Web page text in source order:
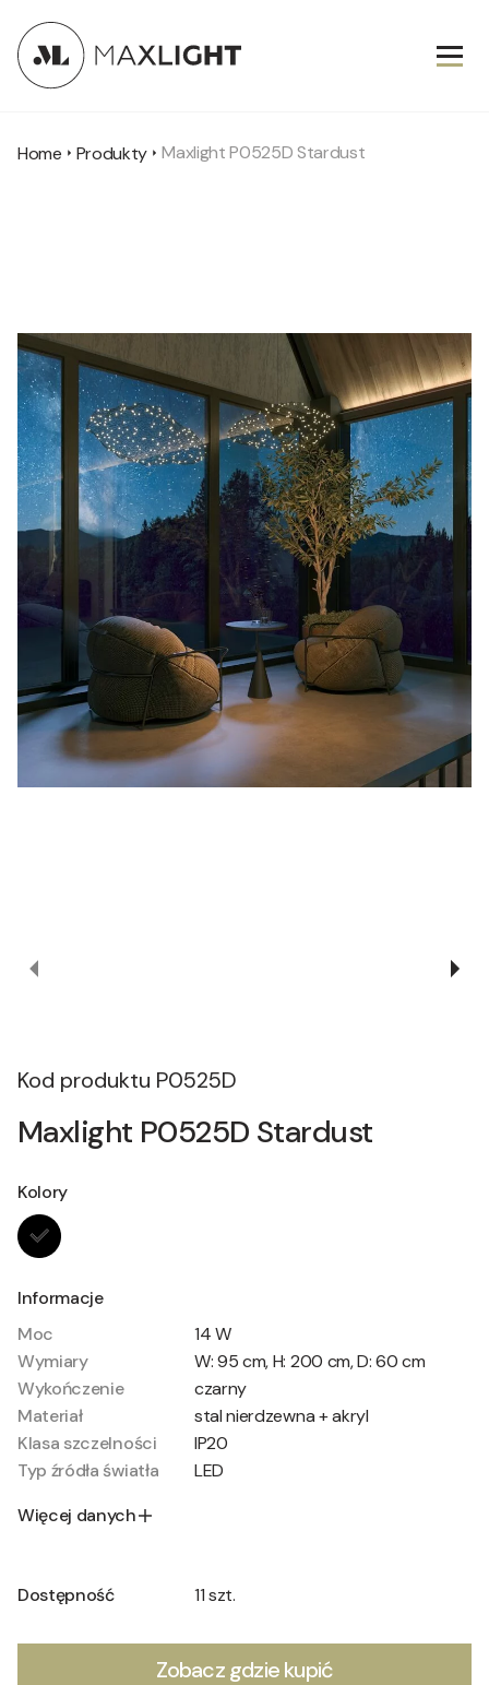
Home Produkty Maxlight P0525D Stardust
Kod produktu P0525D
Maxlight P0525D Stardust
Kolory
Informacje
Moc
14 W
Wymiary
W: 95 cm, H: 200 cm, D: 60 cm
Wykończenie
czarny
Materiał
stal nierdzewna + akryl
Klasa szczelności
IP20
Typ źródła światła
LED
Więcej danych
Dostępność 11 szt.
Zobacz gdzie kupić